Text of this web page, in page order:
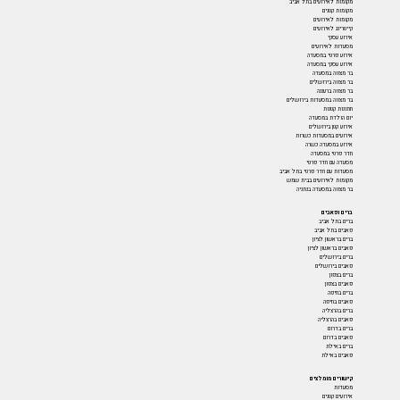
מקומות לאירועים בתל אביב
מקומות קטנים
מקומות לאירועים
קייטרינג לאירועים
אירוע עסקי
מסעדות לאירועים
אירוע פרטי במסעדה
אירוע עסקי במסעדה
בר מצווה במסעדה
בר מצווה בירושלים
בר מצווה ברעננה
בר מצווה במסעדות בירושלים
חתונות קטנות
יום הולדת במסעדה
אירוע קטן בירושלים
אירועים במסעדות כשרות
אירוע במסעדה כשרה
חדר פרטי במסעדה
מסעדה עם חדר פרטי
מסעדות עם חדר פרטי בתל אביב
מקומות לאירועים בבית שמש
בר מצווה במסעדה בנתניה
ברים ופאבים
ברים בתל אביב
פאבים בתל אביב
ברים בראשון לציון
פאבים בראשון לציון
ברים בירושלים
פאבים בירושלים
ברים בצפון
פאבים בצפון
ברים בחיפה
פאבים בחיפה
ברים בהרצליה
פאבים בהרצליה
ברים בדרום
פאבים בדרום
ברים באילת
פאבים באילת
קישורים מומלצים
מסעדות
אירועים קטנים